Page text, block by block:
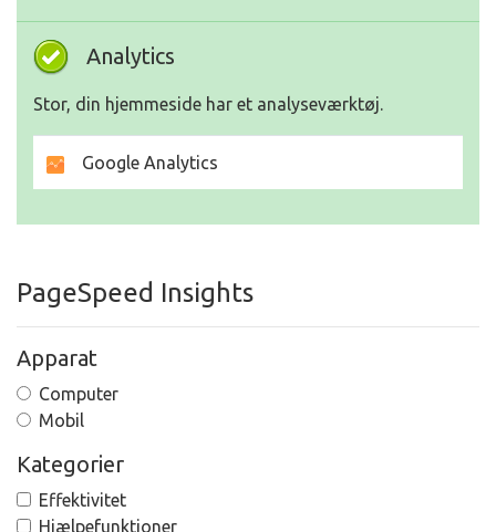
Analytics
Stor, din hjemmeside har et analyseværktøj.
Google Analytics
PageSpeed Insights
Apparat
Computer
Mobil
Kategorier
Effektivitet
Hjælpefunktioner